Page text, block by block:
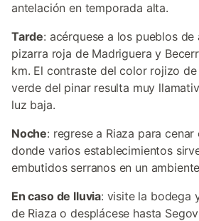
antelación en temporada alta.
Tarde: acérquese a los pueblos
pizarra roja de Madriguera y
km. El contraste del color rojizo
verde del pinar resulta muy
luz baja.
Noche: regrese a Riaza para
donde varios establecimientos
embutidos serranos en un
En caso de lluvia: visite la bodega
de Riaza o desplácese hasta